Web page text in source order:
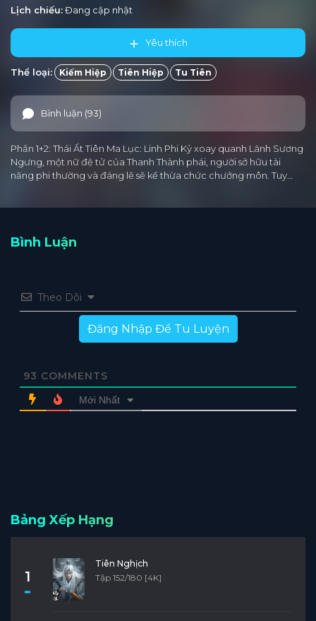
Lịch chiếu:Đang cập nhật
Yêu thích
Thể loại: Kiếm Hiệp Tiên Hiệp Tu Tiên
Bình luận (93)
Phần 1+2: Thái Ất Tiên Ma Lục: Linh Phi Kỷ xoay quanh Lãnh Sương
Ngưng, một nữ đệ tử của Thanh Thành phái, người sở hữu tài
năng phi thường và đáng lẽ sẽ kế thừa chức chưởng môn. Tuy…
Bình Luận
Theo Dõi
Đăng Nhập Để Tu Luyện
93 COMMENTS
Mới Nhất
Bảng Xếp Hạng
1
Tiên Nghịch
Tập 152/180 [4K]